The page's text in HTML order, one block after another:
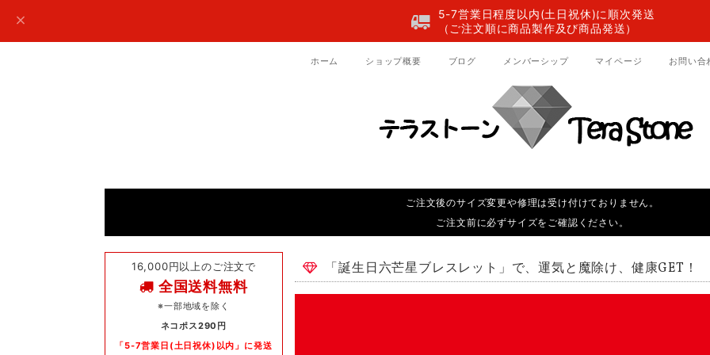
5-7営業日程度以内(土日祝休)に順次発送
（ご注文順に商品製作及び商品発送）
ホーム ショップ概要 ブログ メンバーシップ マイページ お問い合
ご注文後のサイズ変更や修理は受け付けておりません。
ご注文前に必ずサイズをご確認ください。
16,000円以上のご注文で
全国送料無料
※一部地域を除く
ネコポス290円
「5-7営業日(土日祝休)以内」に発送
「誕生日六芒星ブレスレット」で、運気と魔除け、健康GET！